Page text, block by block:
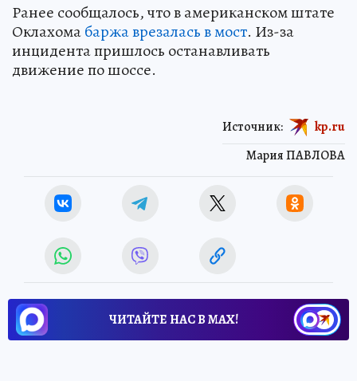
Ранее сообщалось, что в американском штате
Оклахомабаржа врезалась в мост. Из-за
инцидента пришлось останавливать
движение по шоссе.
Мария ПАВЛОВА
Источник: kp.ru
ЧИТАЙТЕ НАС В МАХ!